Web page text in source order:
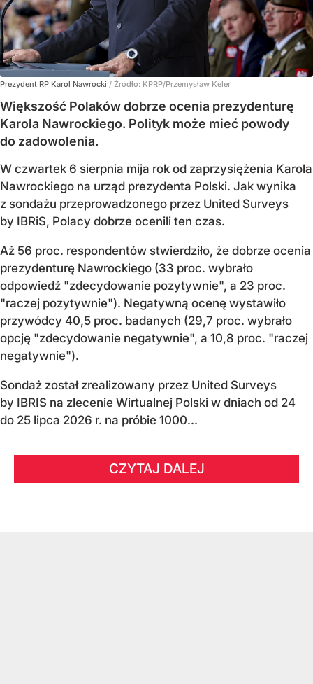
Prezydent RP Karol Nawrocki / Źródło: KPRP/Przemysław Keler
Większość Polaków dobrze ocenia prezydenturę
Karola Nawrockiego. Polityk może mieć powody
do zadowolenia.
W czwartek 6 sierpnia mija rok od zaprzysiężenia Karola
Nawrockiego na urząd prezydenta Polski. Jak wynika
z sondażu przeprowadzonego przez United Surveys
by IBRiS, Polacy dobrze ocenili ten czas.
Aż 56 proc. respondentów stwierdziło, że dobrze ocenia
prezydenturę Nawrockiego (33 proc. wybrało
odpowiedź "zdecydowanie pozytywnie", a 23 proc.
"raczej pozytywnie"). Negatywną ocenę wystawiło
przywódcy 40,5 proc. badanych (29,7 proc. wybrało
opcję "zdecydowanie negatywnie", a 10,8 proc. "raczej
negatywnie").
Sondaż został zrealizowany przez United Surveys
by IBRIS na zlecenie Wirtualnej Polski w dniach od 24
do 25 lipca 2026 r. na próbie 1000...
CZYTAJ DALEJ